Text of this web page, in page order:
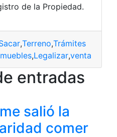
de la Propiedad.
,Terreno,Trámites
,Legalizar,venta
entradas
salió la
comer